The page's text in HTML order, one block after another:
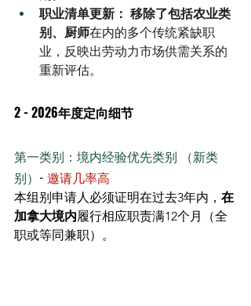
职业清单更新： 移除了包括农业类
别、厨师在内的多个传统紧缺职
业，反映出劳动力市场供需关系的
重新评估。
2 - 2026年度定向细节
第一类别：境内经验优先类别 （新类
别）- 邀请几率高
本组别申请人必须证明在过去3年内， 在
加拿大境内履行相应职责满12个月（全
职或等同兼职）。